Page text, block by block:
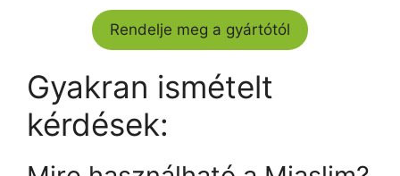
Rendelje meg a gyártótól
Gyakran ismételt
kérdések: